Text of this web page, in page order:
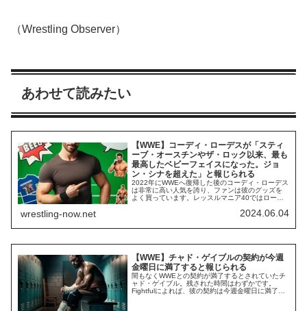
（Wrestling Observer）
あわせて読みたい
【WWE】コーディ・ローデスが「スティ
ーブ・オースチンやザ・ロック以来、最も
最高したベビーフェイスになった。ジョ
ン・シナを超えた」と報じられる
2022年にWWEへ復帰した後のコーディ・ローデス
は非常に高い人気を誇り、ファンは彼のグッズを
よく買っています。レッスルマニア40ではローマ
よる欠場もありましたが活動は順調で、今後も
レスリング・オブザーバーのデイブ・メルツァー
wrestling-now.net 2024.06.04
【WWE】チャド・ゲイブルの契約が今週
金曜日に満了すると報じられる
間もなくWWEとの契約が満了するとされていたチ
ャド・ゲイブル。残された時間はわずかです。
Fightfulによれば、彼の契約は今週金曜日に満了す